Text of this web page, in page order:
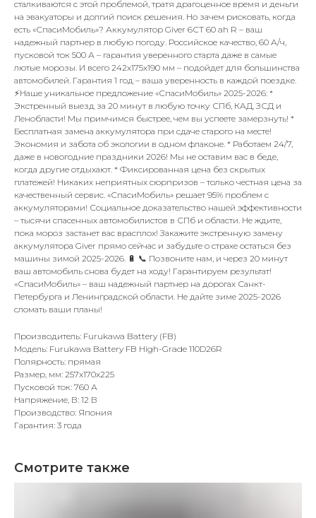
сталкиваются с этой проблемой, тратя драгоценное время и деньги
на эвакуаторы и долгий поиск решения. Но зачем рисковать, когда
есть «СпасиМобиль»? Аккумулятор Giver 6СТ 60 ah R – ваш
надежный партнер в любую погоду. Российское качество, 60 А/ч,
пусковой ток 500 А – гарантия уверенного старта даже в самые
лютые морозы. И всего 242x175x190 мм – подойдет для большинства
автомобилей. Гарантия 1 год – ваша уверенность в каждой поездке.
⚡️Наше уникальное предложение «СпасиМобиль» 2025-2026: *
Экстренный выезд за 20 минут в любую точку СПб, КАД, ЗСД и
Ленобласти! Мы примчимся быстрее, чем вы успеете замерзнуть! *
Бесплатная замена аккумулятора при сдаче старого на месте!
Экономия и забота об экологии в одном флаконе. * Работаем 24/7,
даже в новогодние праздники 2026! Мы не оставим вас в беде,
когда другие отдыхают. * Фиксированная цена без скрытых
платежей! Никаких неприятных сюрпризов – только честная цена за
качественный сервис. «СпасиМобиль» решает 95% проблем с
аккумуляторами! Социальное доказательство нашей эффективности
– тысячи спасенных автомобилистов в СПб и области. Не ждите,
пока мороз застанет вас врасплох! Закажите экстренную замену
аккумулятора Giver прямо сейчас и забудьте о страхе остаться без
машины зимой 2025-2026. 🔋 📞 Позвоните нам, и через 20 минут
ваш автомобиль снова будет на ходу! Гарантируем результат!
«СпасиМобиль» – ваш надежный партнер на дорогах Санкт-
Петербурга и Ленинградской области. Не дайте зиме 2025-2026
сломать ваши планы!
Производитель: Furukawa Battery (FB)
Модель: Furukawa Battery FB High-Grade 110D26R
Полярность: прямая
Размер, мм: 257x170x225
Пусковой ток: 760 А
Напряжение, В: 12 В
Производство: Япония
Гарантия: 3 года
Смотрите также